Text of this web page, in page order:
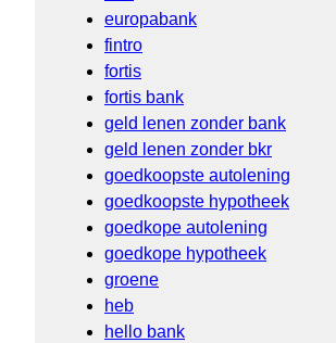
europabank
fintro
fortis
fortis bank
geld lenen zonder bank
geld lenen zonder bkr
goedkoopste autolening
goedkoopste hypotheek
goedkope autolening
goedkope hypotheek
groene
heb
hello bank